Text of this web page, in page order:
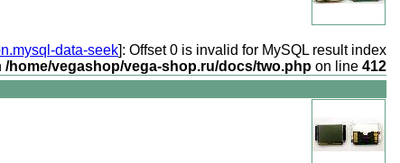
data-seek]: Offset 0 is invalid for MySQL result index
/home/vegashop/vega-shop.ru/docs/two.php on line 412